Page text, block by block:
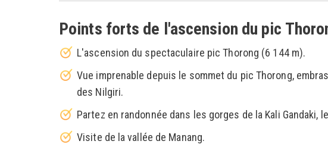
Points forts de l'ascension du pic
L'ascension du spectaculaire pic Thorong (6 144 m).
Vue imprenable depuis le sommet du pic Thorong,
des Nilgiri.
Partez en randonnée dans les gorges de la Kali
Visite de la vallée de Manang.